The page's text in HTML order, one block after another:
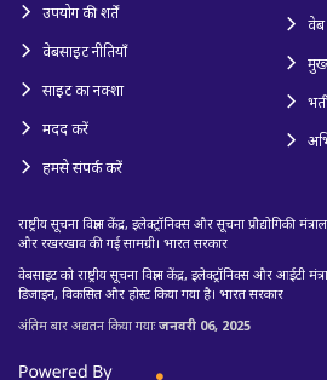
उपयोग की शर्तें
वेबसाइट नीतियाँ
साइट का नक्शा
मदद करें
हमसे संपर्क करें
वेब
राष्ट्रीय सूचना विज्ञान केंद्र, इलेक्ट्रॉनिक्स और सूचना प्रौद्योगिकी
और रखरखाव की गई सामग्री। भारत सरकार
वेबसाइट को राष्ट्रीय सूचना विज्ञान केंद्र, इलेक्ट्रॉनिक्स और आईटी
डिजाइन, विकसित और होस्ट किया गया है। भारत सरकार
अंतिम बार अद्यतन किया गयाःजनवरी 06, 2025